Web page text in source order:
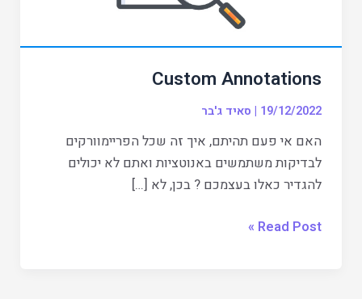
Custom Annotations
19/12/2022
| סאיד ג'בר
האם אי פעם תהיתם, איך זה שכל הפריימוורקים
לבדיקות משתמשים באנוטציות ואתם לא יכולים
להגדיר כאלו בעצמכם ? בכן, לא […]
Read Post »